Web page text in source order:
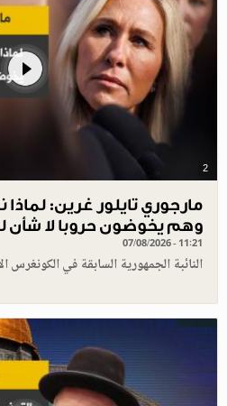
2
مارجوري تايلور غرين:
وهم يخوضون حروبا لا شأن
07/08/2026 - 11:21
النائبة الجمهورية السابقة في الكونغرس